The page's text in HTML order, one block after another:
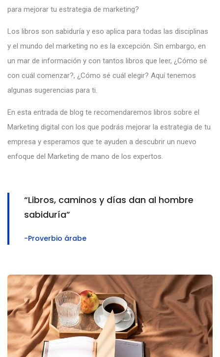
para mejorar tu estrategia de marketing?
Los libros son sabiduría y eso aplica para todas las disciplinas
y el mundo del marketing no es la excepción. Sin embargo, en
un mar de información y con tantos libros que leer, ¿Cómo sé
con cuál comenzar?, ¿Cómo sé cuál elegir? Aquí tenemos
algunas sugerencias para ti.
En esta entrada de blog te recomendaremos libros sobre el
Marketing digital con los que podrás mejorar la estrategia de tu
empresa y esperamos que te ayuden a descubrir un nuevo
enfoque del Marketing de mano de los expertos.
“Libros, caminos y días dan al hombre
sabiduría”
-Proverbio árabe